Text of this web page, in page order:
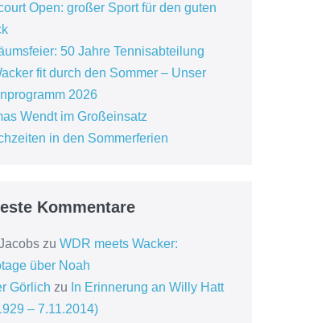
Open: großer Sport für den guten
50 Jahre Tennisabteilung
fit durch den Sommer – Unser
2026
Wendt im Großeinsatz
in den Sommerferien
Kommentare
zu WDR meets Wacker:
über Noah
Görlich zu In Erinnerung an Willy Hatt
– 7.11.2014)